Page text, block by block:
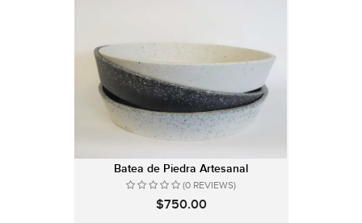
Batea de Piedra Artesanal
(0 REVIEWS)
$750.00